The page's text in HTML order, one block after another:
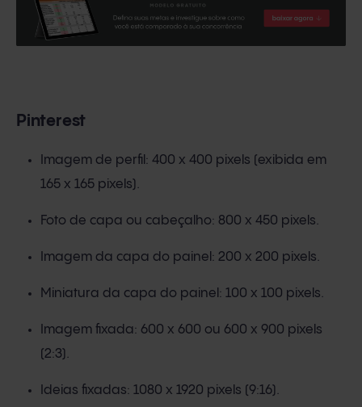
Pinterest
Imagem de perfil: 400 x 400 pixels (exibida em
165 x 165 pixels).
Foto de capa ou cabeçalho: 800 x 450 pixels.
Imagem da capa do painel: 200 x 200 pixels.
Miniatura da capa do painel: 100 x 100 pixels.
Imagem fixada: 600 x 600 ou 600 x 900 pixels
(2:3).
Ideias fixadas: 1080 x 1920 pixels (9:16).